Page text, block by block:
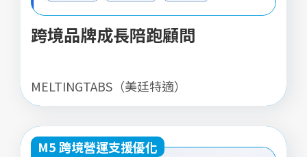
跨境品牌成長陪跑顧問
MELTINGTABS（美廷特適）
M5 跨境營運支援優化